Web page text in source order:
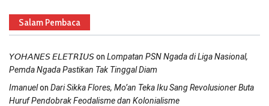
Salam Pembaca
𝘠𝘖𝘏𝘈𝘕𝘌𝘚 𝘌𝘓𝘌𝘛𝘙𝘐𝘜𝘚on Lompatan PSN Ngada di Liga Nasional,
Pemda Ngada Pastikan Tak Tinggal Diam
Imanuelon Dari Sikka Flores, Mo’an Teka Iku Sang Revolusioner Buta
Huruf Pendobrak Feodalisme dan Kolonialisme